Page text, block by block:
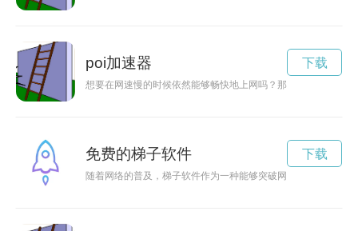
poi加速器
想要在网速慢的时候依然能够畅快地上网吗？那就来了解一下
下载
免费的梯子软件
随着网络的普及，梯子软件作为一种能够突破网络封锁、保护
下载